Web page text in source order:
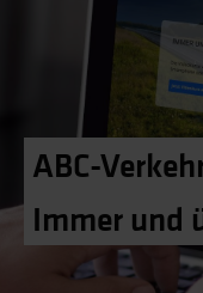
ABC-
Immer und